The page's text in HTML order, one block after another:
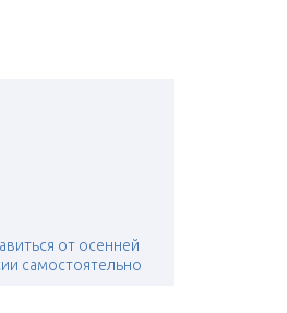
от осенней
самостоятельно